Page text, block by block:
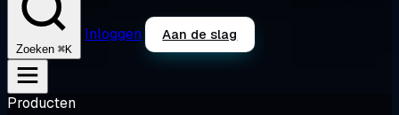
Zoeken ⌘K
Inloggen Aan de slag
Producten